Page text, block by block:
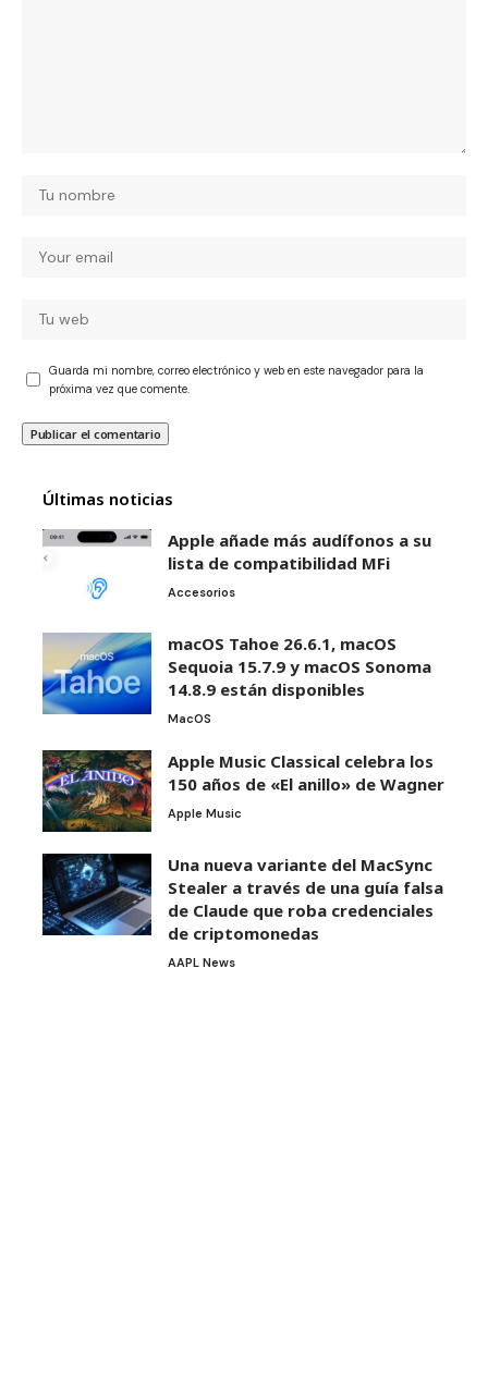
Guarda mi nombre, correo electrónico y web en este navegador para la
próxima vez que comente.
Últimas noticias
Apple añade más audífonos a su
lista de compatibilidad MFi
Accesorios
macOS Tahoe 26.6.1, macOS
Sequoia 15.7.9 y macOS Sonoma
14.8.9 están disponibles
MacOS
Apple Music Classical celebra los
150 años de «El anillo» de Wagner
Apple Music
Una nueva variante del MacSync
Stealer a través de una guía falsa
de Claude que roba credenciales
de criptomonedas
AAPL News